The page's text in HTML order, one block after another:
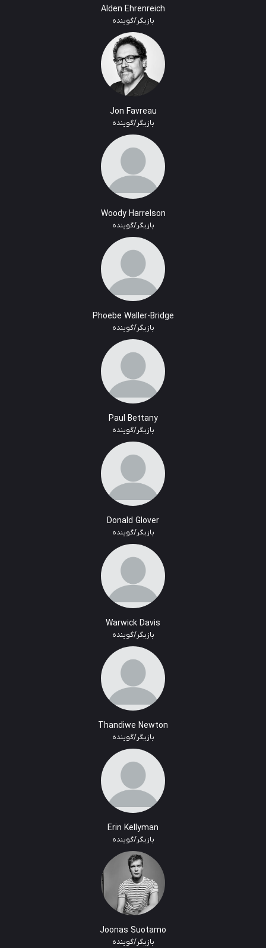
Alden Ehrenreich
بازیگر/گوینده
Jon Favreau
بازیگر/گوینده
Woody Harrelson
بازیگر/گوینده
Phoebe Waller-Bridge
بازیگر/گوینده
Paul Bettany
بازیگر/گوینده
Donald Glover
بازیگر/گوینده
Warwick Davis
بازیگر/گوینده
Thandiwe Newton
بازیگر/گوینده
Erin Kellyman
بازیگر/گوینده
Joonas Suotamo
بازیگر/گوینده